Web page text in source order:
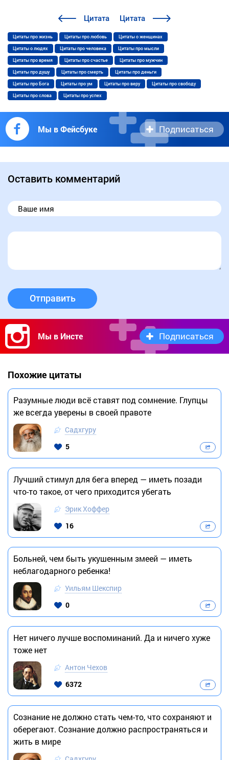
Цитата Цитата
Цитаты про жизнь Цитаты про любовь Цитаты о женщинах
Цитаты о людях Цитаты про человека Цитаты про мысли
Цитаты про время Цитаты про счастье Цитаты про мужчин
Цитаты про душу Цитаты про смерть Цитаты про деньги
Цитаты про Бога Цитаты про ум Цитаты про веру Цитаты про свободу
Цитаты про слова Цитаты про успех
Мы в Фейсбуке Подписаться
Оставить комментарий
Отправить
Мы в Инсте Подписаться
Похожие цитаты
Разумные люди всё ставят под сомнение. Глупцы
же всегда уверены в своей правоте
Садхгуру
5
Лучший стимул для бега вперед — иметь позади
что-то такое, от чего приходится убегать
Эрик Хоффер
16
Больней, чем быть укушенным змеей — иметь
неблагодарного ребенка!
Уильям Шекспир
0
Нет ничего лучше воспоминаний. Да и ничего хуже
тоже нет
Антон Чехов
6372
Сознание не должно стать чем-то, что сохраняют и
оберегают. Сознание должно распространяться и
жить в мире